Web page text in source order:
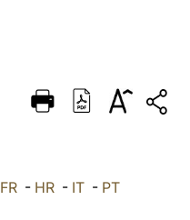
DEUTSCH
العربيّة FR- HR- IT- PT